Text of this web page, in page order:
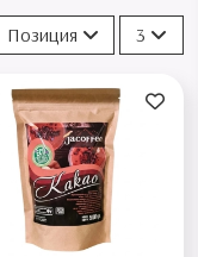
Позиция 3